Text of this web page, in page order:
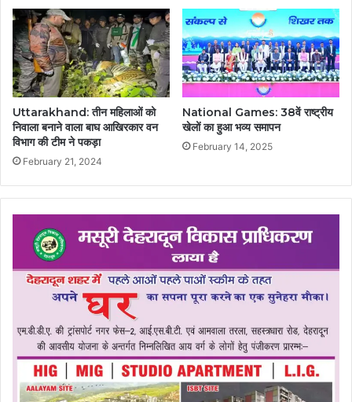
Uttarakhand: तीन महिलाओं को
निवाला बनाने वाला बाघ आखिरकार वन
विभाग की टीम ने पकड़ा
February 21, 2024
National Games: 38वें राष्ट्रीय
खेलों का हुआ भव्य समापन
February 14, 2025